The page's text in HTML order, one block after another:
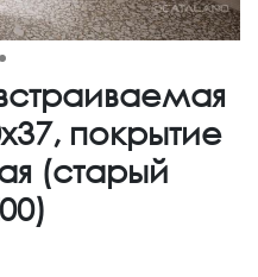
покрытие
(старый